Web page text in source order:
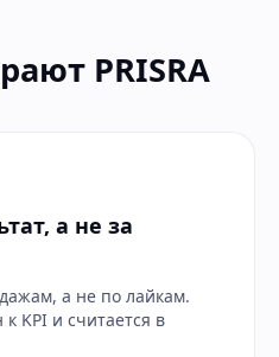
PRISRA
а не за
а не по лайкам.
KPI и считается в